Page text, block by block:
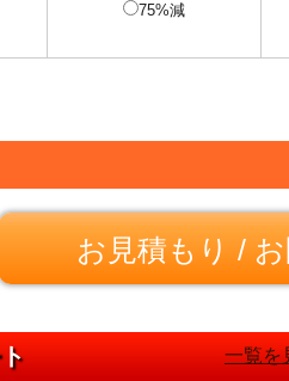
75%減
お見積もり /
一覧を